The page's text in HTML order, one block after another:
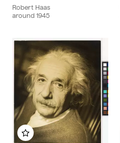
Robert Haas
around 1945
Add to my album